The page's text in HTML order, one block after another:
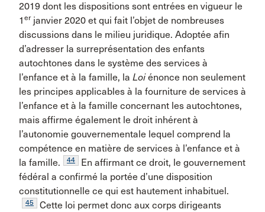
2019 dont les dispositions sont entrées en vigueur le
1 erjanvier 2020 et qui fait l’objet de nombreuses
discussions dans le milieu juridique. Adoptée afin
d’adresser la surreprésentation des enfants
autochtones dans le système des services à
l’enfance et à la famille, la Loiénonce non seulement
les principes applicables à la fourniture de services à
l’enfance et à la famille concernant les autochtones,
mais affirme également le droit inhérent à
l’autonomie gouvernementale lequel comprend la
compétence en matière de services à l’enfance et à
la famille.
44
En affirmant ce droit, le gouvernement
fédéral a confirmé la portée d’une disposition
constitutionnelle ce qui est hautement inhabituel.
45
Cette loi permet donc aux corps dirigeants